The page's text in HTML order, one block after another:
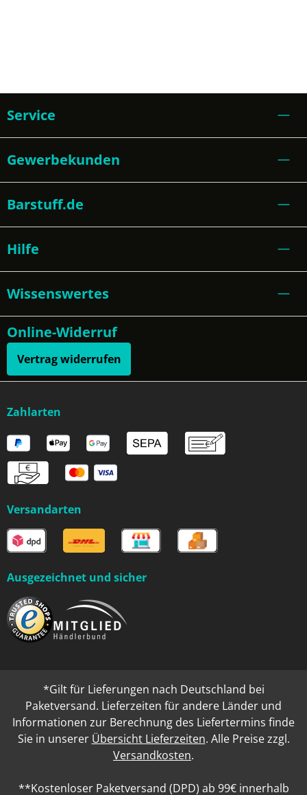
Service
Gewerbekunden
Barstuff.de
Hilfe
Wissenswertes
Online-Widerruf
Vertrag widerrufen
Zahlarten
Versandarten
Ausgezeichnet und sicher
*Gilt für Lieferungen nach Deutschland bei
Paketversand. Lieferzeiten für andere Länder und
Informationen zur Berechnung des Liefertermins finde
Sie in unserer Übersicht Lieferzeiten. Alle Preise zzgl.
Versandkosten.
**Kostenloser Paketversand (DPD) ab 99€ innerhalb